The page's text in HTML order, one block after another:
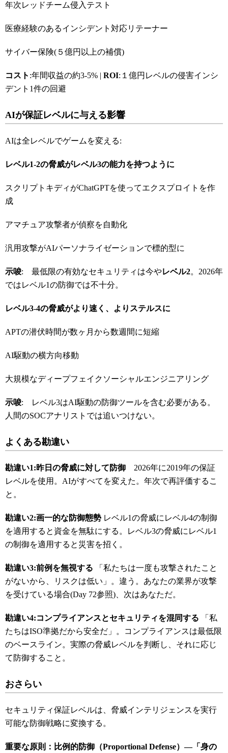
年次レッドチーム侵入テスト
医療経験のあるインシデント対応リテーナー
サイバー保険(５億円以上の補償)
コスト :年間収益の約3-5% | ROI:１億円レベルの侵害インシ
デント1件の回避
AIが保証レベルに与える影響
AIは全レベルでゲームを変える:
レベル1-2の脅威がレベル3の能力を持つように
スクリプトキディがChatGPTを使ってエクスプロイトを作
成
アマチュア攻撃者が偵察を自動化
汎用攻撃がAIパーソナライゼーションで標的型に
示唆: 最低限の有効なセキュリティは今やレベル2。2026年
ではレベル1の防御では不十分。
レベル3-4の脅威がより速く、よりステルスに
APTの潜伏時間が数ヶ月から数週間に短縮
AI駆動の横方向移動
大規模なディープフェイクソーシャルエンジニアリング
示唆: レベル3はAI駆動の防御ツールを含む必要がある。
人間のSOCアナリストでは追いつけない。
よくある勘違い
勘違い1:昨日の脅威に対して防御 2026年に2019年の保証
レベルを使用。AIがすべてを変えた。年次で再評価するこ
と。
勘違い2:画一的な防御態勢 レベル1の脅威にレベル4の制御
を適用すると資金を無駄にする。レベル3の脅威にレベル1
の制御を適用すると災害を招く。
勘違い3:前例を無視する 「私たちは一度も攻撃されたこと
がないから、リスクは低い」。違う。あなたの業界が攻撃
を受けている場合(Day 72参照)、次はあなただ。
勘違い4:コンプライアンスとセキュリティを混同する 「私
たちはISO準拠だから安全だ」。コンプライアンスは最低限
のベースライン。実際の脅威レベルを判断し、それに応じ
て防御すること。
おさらい
セキュリティ保証レベルは、脅威インテリジェンスを実行
可能な防御戦略に変換する。
重要な原則：比例的防御（Proportional Defense）―「身の